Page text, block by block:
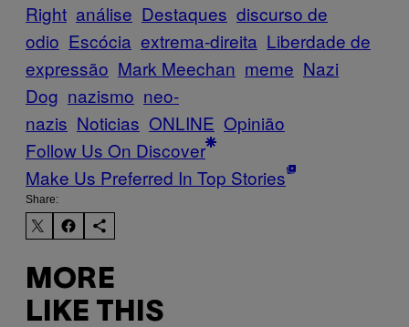
Right análise Destaques discurso de
odio Escócia extrema-direita Liberdade de
expressão Mark Meechan meme Nazi
Dog nazismo neo-
nazis Noticias ONLINE Opinião
Follow Us On Discover
Make Us Preferred In Top Stories
Share:
MORE
LIKE THIS